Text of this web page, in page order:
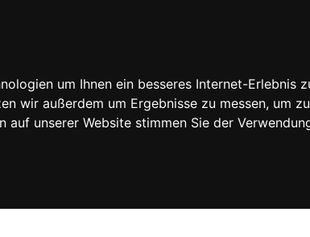
um Ihnen ein besseres Internet-Erlebnis
wir außerdem um Ergebnisse zu messen, um
unserer Website stimmen Sie der